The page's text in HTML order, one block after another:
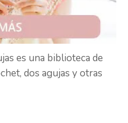
es una biblioteca de
dos agujas y otras